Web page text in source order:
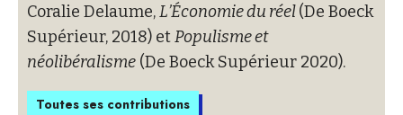
Coralie Delaume,L’Économie du réel(De Boeck
Supérieur, 2018) etPopulisme et
néolibéralisme (De Boeck Supérieur 2020).
Toutes ses contributions